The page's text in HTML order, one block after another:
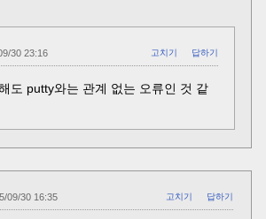
30 23:16 고치기 답하기
도 putty와는 관계 없는 오류인 것 같
09/30 16:35 고치기 답하기